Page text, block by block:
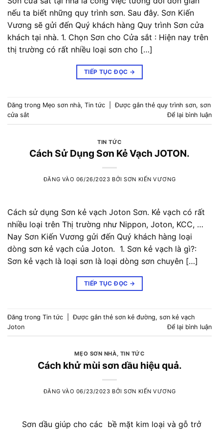
nếu ta biết những quy trình sơn. Sau đây. Sơn Kiến
Vương sẽ gửi đến Quý khách hàng Quy trình Sơn cửa
khách tại nhà. 1. Chọn Sơn cho Cửa sắt : Hiện nay trên
thị trường có rất nhiều loại sơn cho […]
TIẾP TỤC ĐỌC →
Đăng trong Mẹo sơn nhà, Tin tức Được gắn thẻ quy trình sơn, sơn
cửa sắt
Để lại bình luận
TIN TỨC
Cách Sử Dụng Sơn Kẻ Vạch JOTON.
ĐĂNG VÀO 06/26/2023 BỞISƠN KIẾN VƯƠNG
Cách sử dụng Sơn kẻ vạch Joton Sơn. Kẻ vạch có rất
nhiều loại trên Thị trường như Nippon, Joton, KCC, …
Nay Sơn Kiến Vương gửi đến Quý khách hàng loại
dòng sơn kẻ vạch của Joton. 1. Sơn kẻ vạch là gì?:
Sơn kẻ vạch là loại sơn là loại dòng sơn chuyên […]
TIẾP TỤC ĐỌC →
Đăng trong Tin tức Được gắn thẻ sơn kẻ đường, sơn kẻ vạch
Joton
Để lại bình luận
MẸO SƠN NHÀ, TIN TỨC
Cách khử mùi sơn dầu hiệu quả.
ĐĂNG VÀO 06/23/2023 BỞISƠN KIẾN VƯƠNG
Sơn dầu giúp cho các bề mặt kim loại và gỗ trở